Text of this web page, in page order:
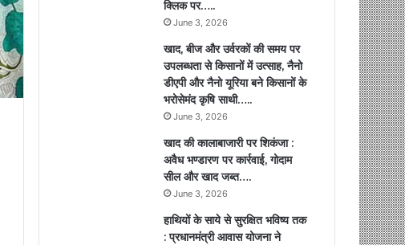
क्लिक पर…..
June 3, 2026
खाद, बीज और उर्वरकों की समय पर
उपलब्धता से किसानों में उत्साह, नैनो
डीएपी और नैनो यूरिया बने किसानों के
भरोसेमंद कृषि साथी…..
June 3, 2026
खाद की कालाबाजारी पर शिकंजा :
अवैध भण्डारण पर कार्रवाई, गोदाम
सील और खाद जब्त….
June 3, 2026
हाथियों के साये से सुरक्षित भविष्य तक
: प्रधानमंत्री आवास योजना ने